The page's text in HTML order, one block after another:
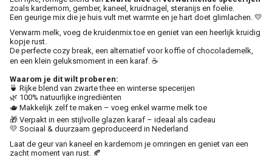
zoals kardemom, gember, kaneel, kruidnagel, steranijs en foelie.
Een geurige mix die je huis vult met warmte en je hart doet glimlachen. 💛
Verwarm melk, voeg de kruidenmix toe en geniet van een heerlijk kruidig
kopje rust.
De perfecte cozy break, een alternatief voor koffie of chocolademelk,
en een klein geluksmoment in een karaf. ☕
Waarom je dit wilt proberen:
🍵 Rijke blend van zwarte thee en winterse specerijen
🌿 100% natuurlijke ingrediënten
🫖 Makkelijk zelf te maken – voeg enkel warme melk toe
🎁 Verpakt in een stijlvolle glazen karaf – ideaal als cadeau
💛 Sociaal & duurzaam geproduceerd in Nederland
Laat de geur van kaneel en kardemom je omringen en geniet van een
zacht moment van rust. 🍂